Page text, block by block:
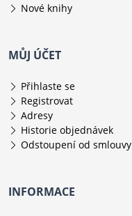
Nové knihy
MŮJ ÚČET
Přihlaste se
Registrovat
Adresy
Historie objednávek
Odstoupení od smlouvy
INFORMACE